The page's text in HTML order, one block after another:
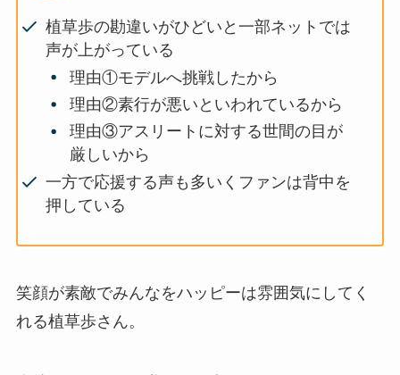
植草歩の勘違いがひどいと一部ネットでは
声が上がっている
理由①モデルへ挑戦したから
理由②素行が悪いといわれているから
理由③アスリートに対する世間の目が
厳しいから
一方で応援する声も多いくファンは背中を
押している
笑顔が素敵でみんなをハッピーは雰囲気にしてく
れる植草歩さん。